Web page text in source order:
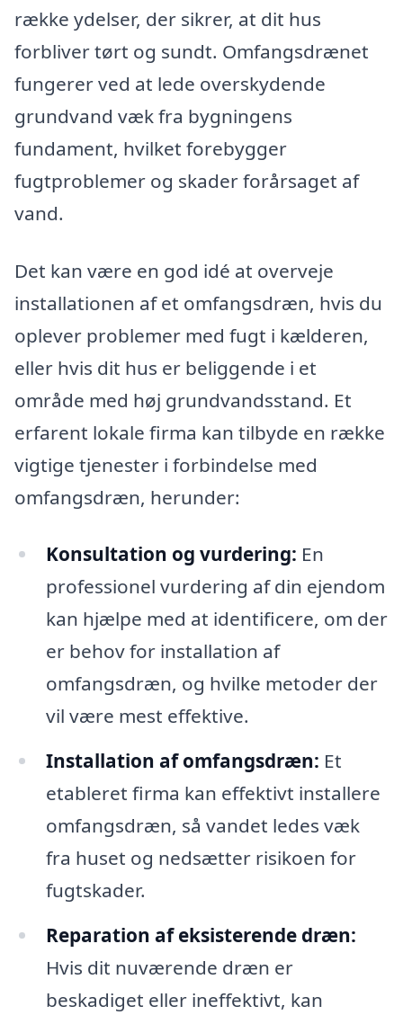
række ydelser, der sikrer, at dit hus
forbliver tørt og sundt. Omfangsdrænet
fungerer ved at lede overskydende
grundvand væk fra bygningens
fundament, hvilket forebygger
fugtproblemer og skader forårsaget af
vand.
Det kan være en god idé at overveje
installationen af et omfangsdræn, hvis du
oplever problemer med fugt i kælderen,
eller hvis dit hus er beliggende i et
område med høj grundvandsstand. Et
erfarent lokale firma kan tilbyde en række
vigtige tjenester i forbindelse med
omfangsdræn, herunder:
Konsultation og vurdering: En
professionel vurdering af din ejendom
kan hjælpe med at identificere, om der
er behov for installation af
omfangsdræn, og hvilke metoder der
vil være mest effektive.
Installation af omfangsdræn: Et
etableret firma kan effektivt installere
omfangsdræn, så vandet ledes væk
fra huset og nedsætter risikoen for
fugtskader.
Reparation af eksisterende dræn:
Hvis dit nuværende dræn er
beskadiget eller ineffektivt, kan